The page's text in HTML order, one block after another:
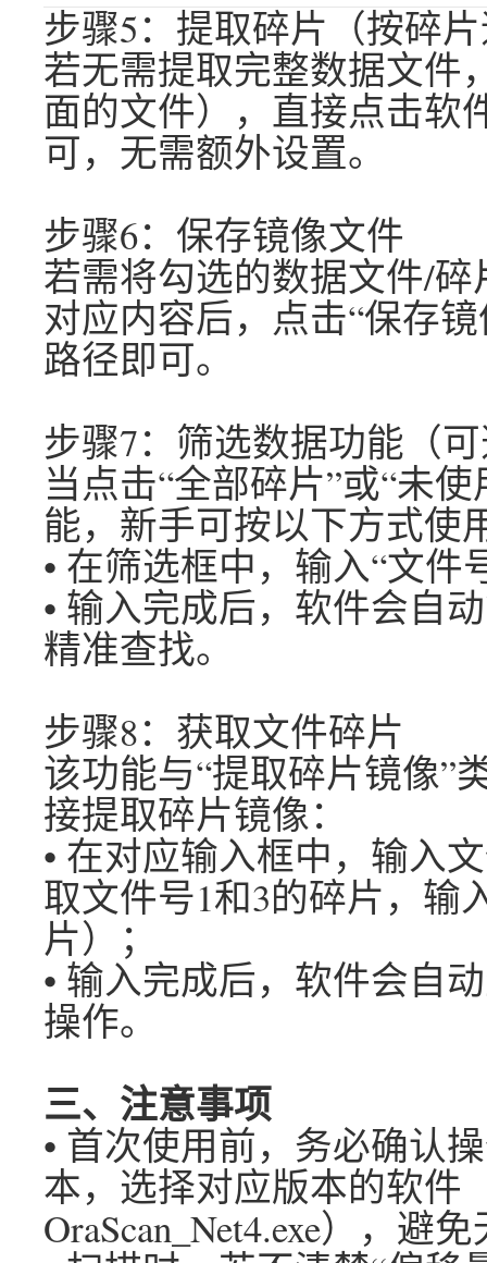
步骤5：提取碎片（按碎
若无需提取完整数据文件
面的文件），直接点击软
可，无需额外设置。
步骤6：保存镜像文件
若需将勾选的数据文件/
对应内容后，点击“保存
路径即可。
步骤7：筛选数据功能（
当点击“全部碎片”或“未
能，新手可按以下方式使
• 在筛选框中，输入“文件
• 输入完成后，软件会自
精准查找。
步骤8：获取文件碎片
该功能与“提取碎片镜像”
接提取碎片镜像：
• 在对应输入框中，输入
取文件号1和3的碎片，输
片）；
• 输入完成后，软件会自
操作。
三、注意事项
• 首次使用前，务必确认
本，选择对应版本的软件
OraScan_Net4.exe），避